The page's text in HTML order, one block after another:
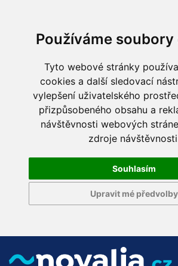
Používáme
Tyto webové stránky
cookies a další sledovací
vylepšení uživatelského
přizpůsobeného obsahu a
návštěvnosti webových
zdroje
Souhlasím
Upravit mé předvolby